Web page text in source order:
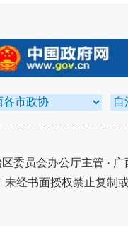
委员会办公厅主管 ·
经书面授权禁止复制